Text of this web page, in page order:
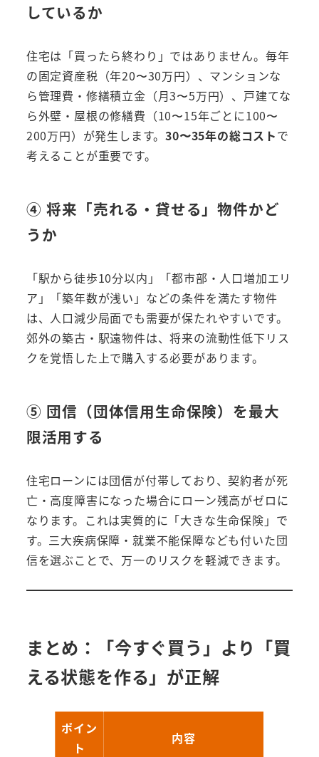
しているか
住宅は「買ったら終わり」ではありません。毎年
の固定資産税（年20〜30万円）、マンションな
ら管理費・修繕積立金（月3〜5万円）、戸建てな
ら外壁・屋根の修繕費（10〜15年ごとに100〜
200万円）が発生します。30〜35年の総コストで
考えることが重要です。
④ 将来「売れる・貸せる」物件かど
うか
「駅から徒歩10分以内」「都市部・人口増加エリ
ア」「築年数が浅い」などの条件を満たす物件
は、人口減少局面でも需要が保たれやすいです。
郊外の築古・駅遠物件は、将来の流動性低下リス
クを覚悟した上で購入する必要があります。
⑤ 団信（団体信用生命保険）を最大
限活用する
住宅ローンには団信が付帯しており、契約者が死
亡・高度障害になった場合にローン残高がゼロに
なります。これは実質的に「大きな生命保険」で
す。三大疾病保障・就業不能保障なども付いた団
信を選ぶことで、万一のリスクを軽減できます。
まとめ：「今すぐ買う」より「買
える状態を作る」が正解
ポイン
ト
内容